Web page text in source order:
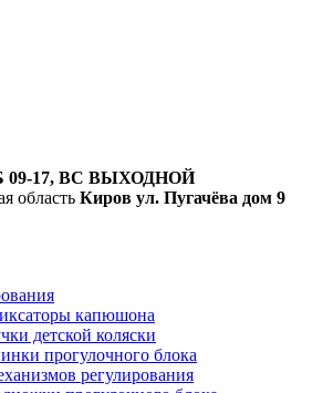
09-17, ВС ВЫХОДНОЙ
область Киров ул. Пугачёва дом 9
капюшона
детской коляски
прогулочного блока
регулирования